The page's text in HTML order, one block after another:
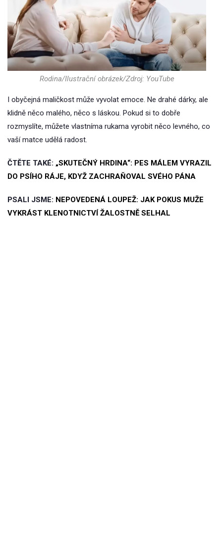
Rodina/Ilustrační obrázek/Zdroj: YouTube
I obyčejná maličkost může vyvolat emoce. Ne drahé dárky, ale
klidně něco malého, něco s láskou. Pokud si to dobře
rozmyslíte, můžete vlastníma rukama vyrobit něco levného, co
vaší matce udělá radost.
ČTĚTE TAKÉ: „SKUTEČNÝ HRDINA“: PES MÁLEM VYRAZIL
DO PSÍHO RÁJE, KDYŽ ZACHRAŇOVAL SVÉHO PÁNA
PSALI JSME: NEPOVEDENÁ LOUPEŽ: JAK POKUS MUŽE
VYKRÁST KLENOTNICTVÍ ŽALOSTNĚ SELHAL